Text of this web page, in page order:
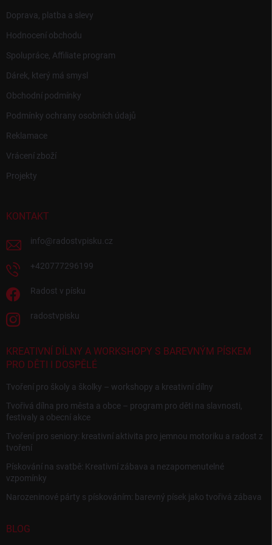
Doprava, platba a slevy
Hodnocení obchodu
Spolupráce, Affiliate program
Dárek, který má smysl
Obchodní podmínky
Podmínky ochrany osobních údajů
Reklamace
Vrácení zboží
Projekty
KONTAKT
info@radostvpisku.cz
+420777296199
Radost v písku
radostvpisku
KREATIVNÍ DÍLNY A WORKSHOPY S BAREVNÝM PÍSKEM
PRO DĚTI I DOSPĚLÉ
Tvoření pro školy a školky – workshopy a kreativní dílny
Tvořivá dílna pro města a obce – program pro děti na slavnosti,
festivaly a obecní akce
Tvoření pro seniory: kreativní aktivita pro jemnou motoriku a radost z
tvoření
Pískování na svatbě: Kreativní zábava a nezapomenutelné
vzpomínky
Narozeninové párty s pískováním: barevný písek jako tvořivá zábava
BLOG